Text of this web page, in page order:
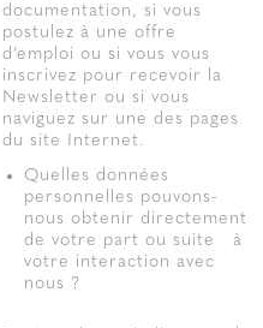
documentation, si vous
postulez à une offre
d’emploi ou si vous vous
inscrivez pour recevoir la
Newsletter ou si vous
naviguez sur une des pages
du site Internet.
Quelles données
personnelles pouvons-
nous obtenir directement
de votre part ou suite à
votre interaction avec
nous ?